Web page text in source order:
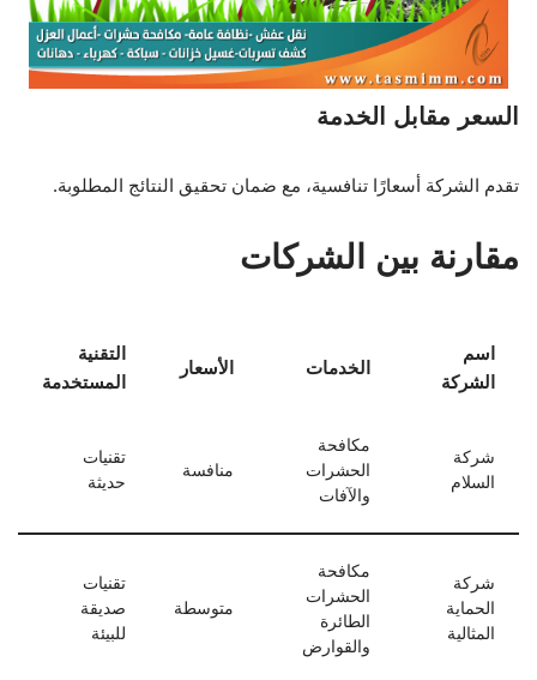
السعر مقابل الخدمة
تقدم الشركة أسعارًا تنافسية، مع ضمان تحقيق النتائج المطلوبة.
مقارنة بين الشركات
اسم
الشركة
الخدمات الأسعار
التقنية
المستخدمة
شركة
السلام
مكافحة
الحشرات
والآفات
منافسة
تقنيات
حديثة
شركة
الحماية
المثالية
مكافحة
الحشرات
الطائرة
والقوارض
متوسطة
تقنيات
صديقة
للبيئة